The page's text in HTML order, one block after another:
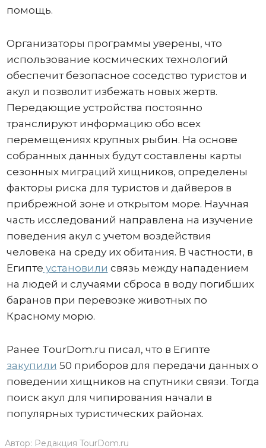
помощь.
Организаторы программы уверены, что
использование космических технологий
обеспечит безопасное соседство туристов и
акул и позволит избежать новых жертв.
Передающие устройства постоянно
транслируют информацию обо всех
перемещениях крупных рыбин. На основе
собранных данных будут составлены карты
сезонных миграций хищников, определены
факторы риска для туристов и дайверов в
прибрежной зоне и открытом море. Научная
часть исследований направлена на изучение
поведения акул с учетом воздействия
человека на среду их обитания. В частности, в
Египте установили связь между нападением
на людей и случаями сброса в воду погибших
баранов при перевозке животных по
Красному морю.
Ранее TourDom.ru писал, что в Египте
закупили 50 приборов для передачи данных о
поведении хищников на спутники связи. Тогда
поиск акул для чипирования начали в
популярных туристических районах.
Автор: Редакция TourDom.ru